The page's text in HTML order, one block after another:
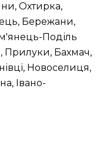
Охтирка,
Бережани,
Поділь
Прилуки, Бахмач,
Новоселиця,
Івано-